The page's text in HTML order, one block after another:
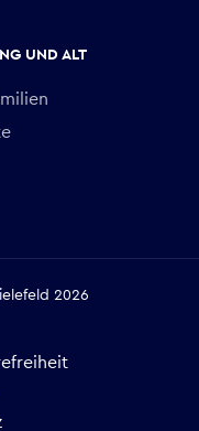
UND ALT
2026